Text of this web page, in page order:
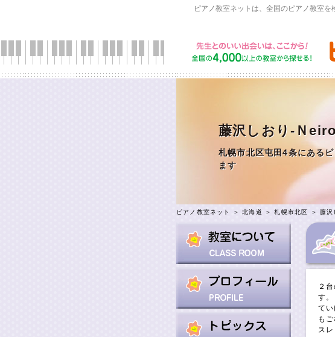
ピアノ教室ネットは、全国のピアノ教室
藤沢しおり-Ｎ
札幌市北区屯田4条にある
ま
ピアノ教室ネット ＞北海道 ＞札幌市北区 ＞藤
２
す
て
も
ス